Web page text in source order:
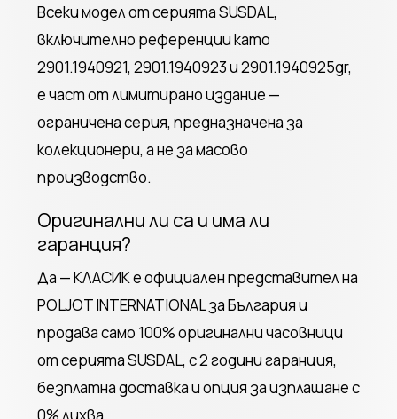
Всеки модел от серията SUSDAL,
включително референции като
2901.1940921, 2901.1940923 и 2901.1940925gr,
е част от лимитирано издание —
ограничена серия, предназначена за
колекционери, а не за масово
производство.
Оригинални ли са и има ли
гаранция?
Да — КЛАСИК е официален представител на
POLJOT INTERNATIONAL за България и
продава само 100% оригинални часовници
от серията SUSDAL, с 2 години гаранция,
безплатна доставка и опция за изплащане с
0% лихва.